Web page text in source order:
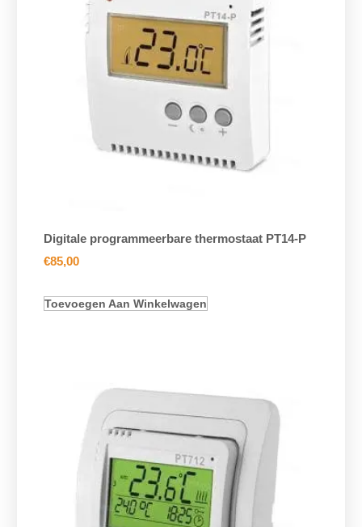
Digitale programmeerbare thermostaat PT14-P
€85,00
Toevoegen Aan Winkelwagen